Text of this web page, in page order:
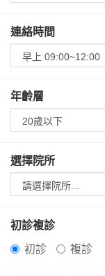
連絡時間
年齡層
選擇院所
初診複診
初診
複診